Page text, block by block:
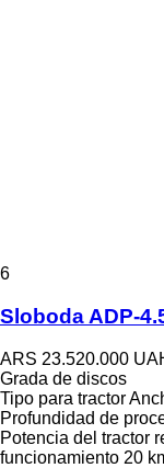
6
Sloboda ADP-
ARS 23.520.000
Grada de discos
Tipo para tractor
Profundidad de
Potencia del tractor
funcionamiento 20